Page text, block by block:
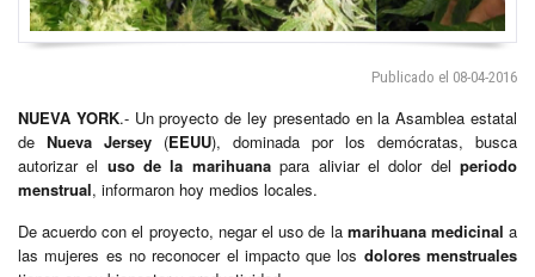
Publicado el 08-04-2016
NUEVA YORK.- Un proyecto de ley presentado en la Asamblea estatal
de Nueva Jersey (EEUU), dominada por los demócratas, busca
autorizar el uso de la marihuanapara aliviar el dolor delperiodo
menstrual, informaron hoy medios locales.
De acuerdo con el proyecto, negar el uso de la marihuana medicinal a
las mujeres es no reconocer el impacto que los dolores menstruales